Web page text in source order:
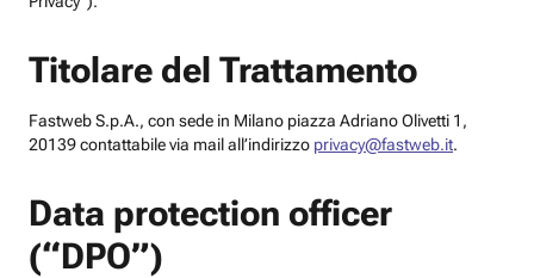
Titolare del Trattamento
Fastweb S.p.A., con sede in Milano piazza Adriano Olivetti 1,
20139 contattabile via mail all’indirizzo privacy@fastweb.it.
Data protection officer
(“DPO”)